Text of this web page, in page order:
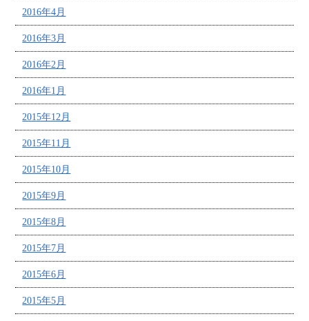
2016年4月
2016年3月
2016年2月
2016年1月
2015年12月
2015年11月
2015年10月
2015年9月
2015年8月
2015年7月
2015年6月
2015年5月